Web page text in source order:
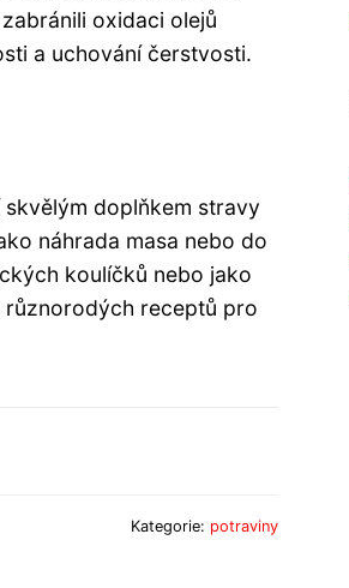
oxidaci olejů
a uchování čerstvosti.
doplňkem stravy
náhrada masa nebo do
koulíčků nebo jako
různorodých receptů pro
Kategorie: potraviny